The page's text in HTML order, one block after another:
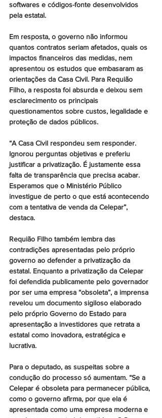
softwares e códigos-fonte desenvolvidos
pela estatal.
Em resposta, o governo não informou
quantos contratos seriam afetados, quais os
impactos financeiros das medidas, nem
apresentou os estudos que embasaram as
orientações da Casa Civil. Para Requião
Filho, a resposta foi absurda e deixou sem
esclarecimento os principais
questionamentos sobre custos, legalidade e
proteção de dados públicos.
“A Casa Civil respondeu sem responder.
Ignorou perguntas objetivas e preferiu
justificar a privatização. É justamente essa
falta de transparência que precisa acabar.
Esperamos que o Ministério Público
investigue de perto o que está acontecendo
com a tentativa de venda da Celepar”,
destaca.
Requião Filho também lembra das
contradições apresentadas pelo próprio
governo ao defender a privatização da
estatal. Enquanto a privatização da Celepar
foi defendida publicamente pelo governador
por ser uma empresa “obsoleta”, a imprensa
revelou um documento sigiloso elaborado
pelo próprio Governo do Estado para
apresentação a investidores que retrata a
estatal como inovadora, estratégica e
lucrativa.
Para o deputado, as suspeitas sobre a
condução do processo só aumentam. “Se a
Celepar é obsoleta para permanecer pública,
como o governo afirma, por que ela é
apresentada como uma empresa moderna e